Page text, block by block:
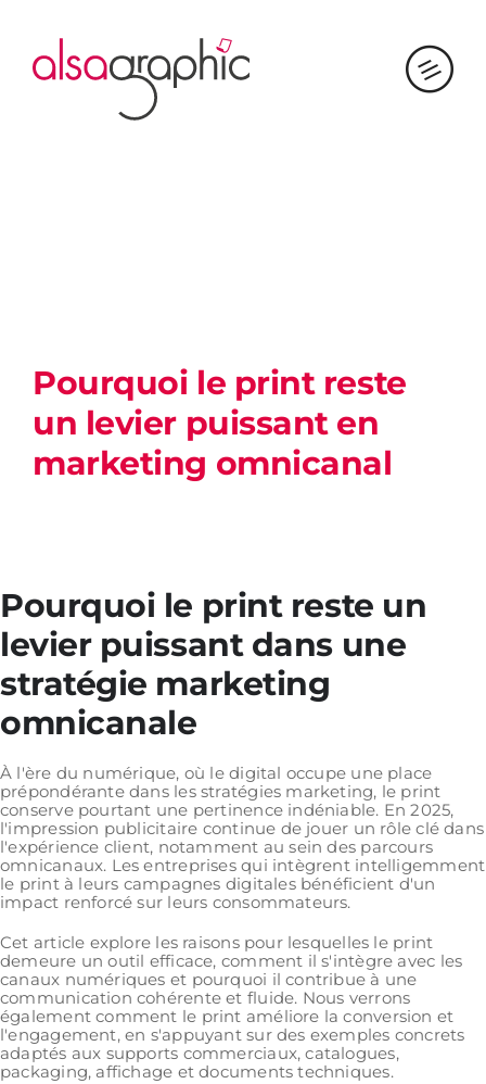
contenu
Pourquoi le print reste
un levier puissant en
marketing omnicanal
Pourquoi le print reste un
levier puissant dans une
stratégie marketing
omnicanale
À l'ère du numérique, où le digital occupe une place
prépondérante dans les stratégies marketing, le print
conserve pourtant une pertinence indéniable. En 2025,
l'impression publicitaire continue de jouer un rôle clé dans
l'expérience client, notamment au sein des parcours
omnicanaux. Les entreprises qui intègrent intelligemment
le print à leurs campagnes digitales bénéficient d'un
impact renforcé sur leurs consommateurs.
Cet article explore les raisons pour lesquelles le print
demeure un outil efficace, comment il s'intègre avec les
canaux numériques et pourquoi il contribue à une
communication cohérente et fluide. Nous verrons
également comment le print améliore la conversion et
l'engagement, en s'appuyant sur des exemples concrets
adaptés aux supports commerciaux, catalogues,
packaging, affichage et documents techniques.